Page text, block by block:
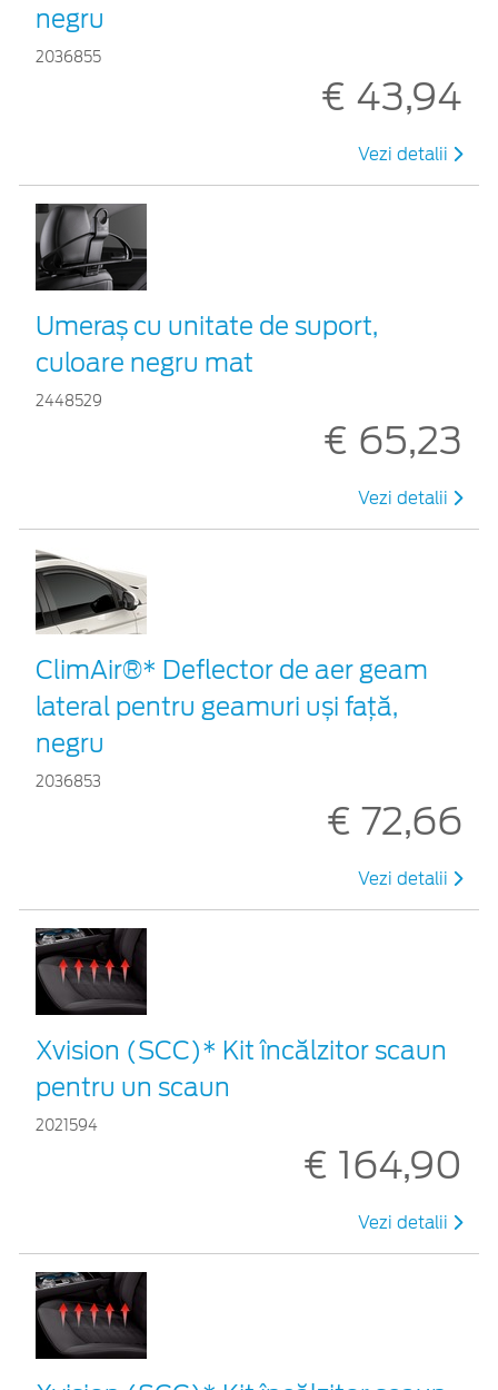
negru
2036855
€ 43,94
Vezi detalii
Umeraș cu unitate de suport,
culoare negru mat
2448529
€ 65,23
Vezi detalii
ClimAir®* Deflector de aer geam
lateral pentru geamuri uși față,
negru
2036853
€ 72,66
Vezi detalii
Xvision (SCC)* Kit încălzitor scaun
pentru un scaun
2021594
€ 164,90
Vezi detalii